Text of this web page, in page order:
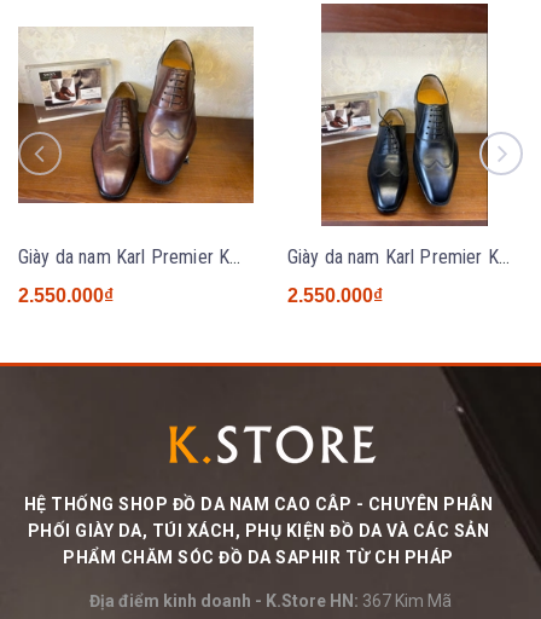
Giày da nam Karl Premier KM2631 BROWN
2.550.000₫
Giày da nam Karl Premier KM2631 BLACK
2.550.000₫
HỆ THỐNG SHOP ĐỒ DA NAM CAO CÂP - CHUYÊN PHÂN
PHỐI GIÀY DA, TÚI XÁCH, PHỤ KIỆN ĐỒ DA VÀ CÁC SẢN
PHẨM CHĂM SÓC ĐỒ DA SAPHIR TỪ CH PHÁP
Địa điểm kinh doanh - K.Store HN: 367 Kim Mã